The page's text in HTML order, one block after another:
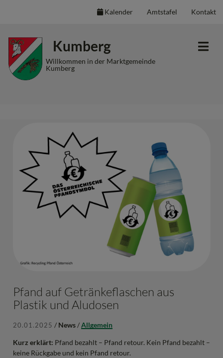
Accesskey
1)
Accesskey
2)
Accesskey
3)
Kalender Amtstafel Kontakt
Kumberg
Willkommen in der Marktgemeinde
Kumberg
Pfand auf Getränkeflaschen aus
Plastik und Aludosen
20.01.2025 / News/Allgemein
Kurz erklärt: Pfand bezahlt – Pfand retour. Kein Pfand bezahlt –
keine Rückgabe und kein Pfand retour.